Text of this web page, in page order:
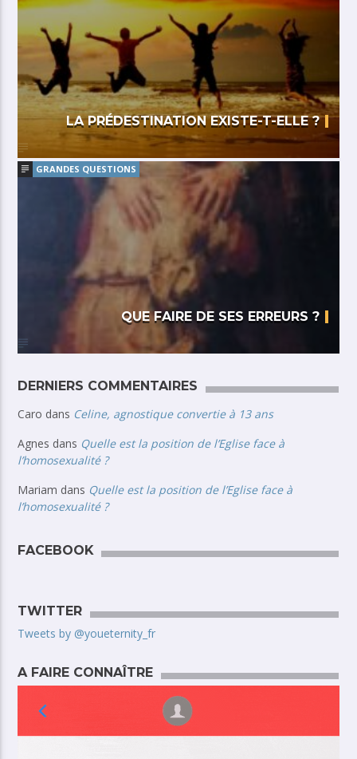
LA PRÉDESTINATION EXISTE-T-ELLE ?
GRANDES QUESTIONS
QUE FAIRE DE SES ERREURS ?
DERNIERS COMMENTAIRES
Caro dans Celine, agnostique convertie à 13 ans
Agnes dans Quelle est la position de l’Eglise face à
l’homosexualité ?
Mariam dans Quelle est la position de l’Eglise face à
l’homosexualité ?
FACEBOOK
TWITTER
Tweets by @youeternity_fr
A FAIRE CONNAÎTRE